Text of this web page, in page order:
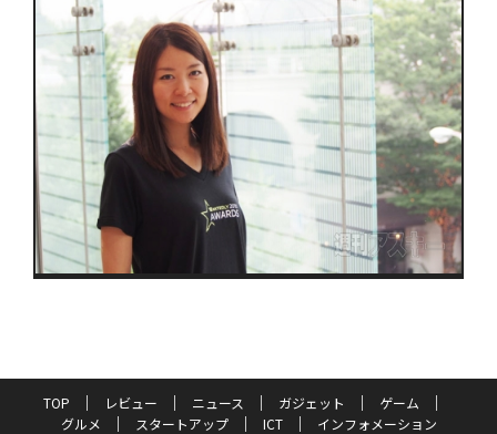
TOP レビュー ニュース ガジェット
ゲーム
グルメ
スタートアップ ICT
インフォメーション